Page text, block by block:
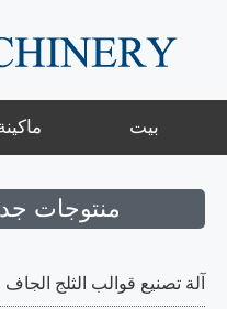
بيت
منتوجات
آلة تصنيع قوالب الثلج الجاف